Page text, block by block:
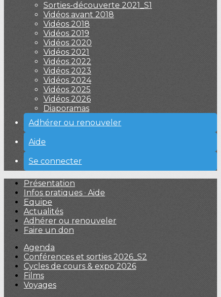
Sorties-découverte 2021_S1
Vidéos avant 2018
Vidéos 2018
Vidéos 2019
Vidéos 2020
Vidéos 2021
Vidéos 2022
Vidéos 2023
Vidéos 2024
Vidéos 2025
Vidéos 2026
Diaporamas
Adhérer ou renouveler
Aide
Se connecter
Présentation
Infos pratiques · Aide
Equipe
Actualités
Adhérer ou renouveler
Faire un don
Agenda
Conférences et sorties 2026_S2
Cycles de cours & expo 2026
Films
Voyages